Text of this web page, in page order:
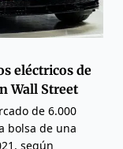
eléctricos de
Wall Street
de 6.000
bolsa de una
según